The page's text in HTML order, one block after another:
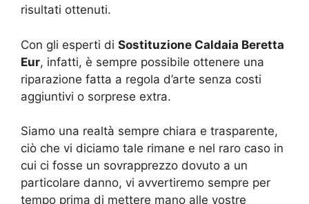
risultati ottenuti.
Con gli esperti di Sostituzione Caldaia Beretta
Eur, infatti, è sempre possibile ottenere una
riparazione fatta a regola d’arte senza costi
aggiuntivi o sorprese extra.
Siamo una realtà sempre chiara e trasparente,
ciò che vi diciamo tale rimane e nel raro caso in
cui ci fosse un sovrapprezzo dovuto a un
particolare danno, vi avvertiremo sempre per
tempo prima di mettere mano alle vostre